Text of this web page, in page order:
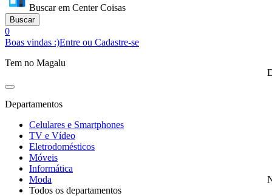
Buscar em Center Coisas
Buscar
0
Boas vindas :)Entre ou Cadastre-se
Tem no Magalu
Departamentos
Celulares e Smartphones
TV e Vídeo
Eletrodomésticos
Móveis
Informática
Moda
Todos os departamentos